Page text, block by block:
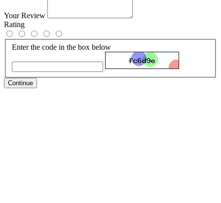
Your Review
Rating
Enter the code in the box below
Continue